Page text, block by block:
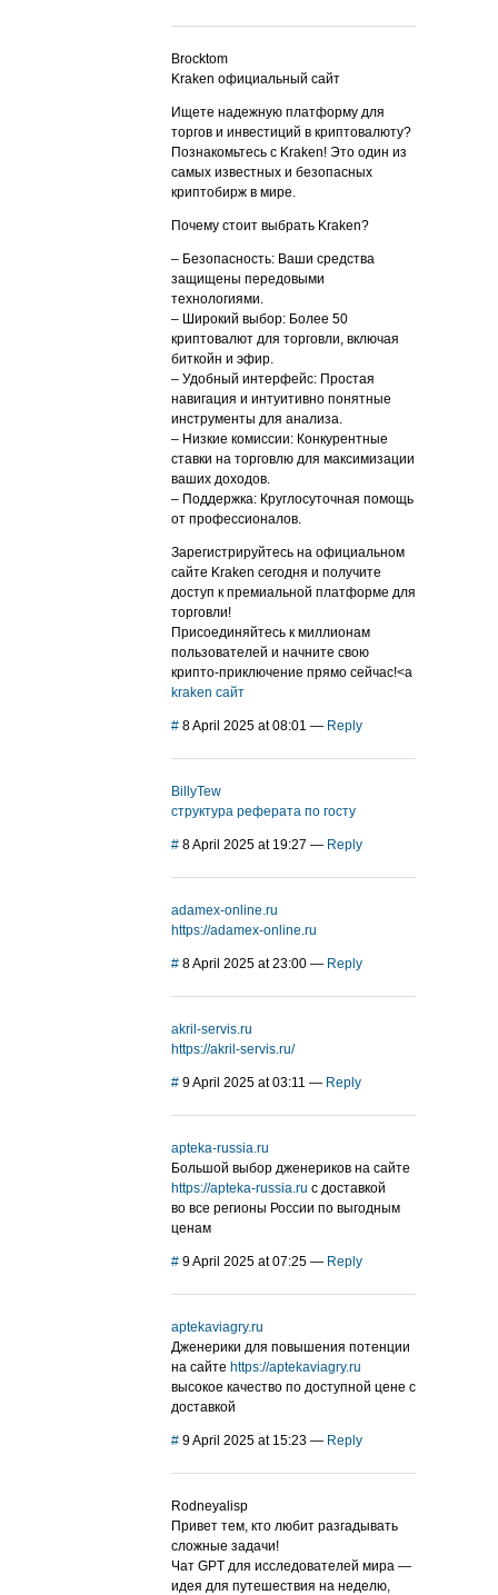
Brocktom
Kraken официальный сайт
Ищете надежную платформу для
торгов и инвестиций в криптовалюту?
Познакомьтесь с Kraken! Это один из
самых известных и безопасных
криптобирж в мире.
Почему стоит выбрать Kraken?
– Безопасность: Ваши средства
защищены передовыми
технологиями.
– Широкий выбор: Более 50
криптовалют для торговли, включая
биткойн и эфир.
– Удобный интерфейс: Простая
навигация и интуитивно понятные
инструменты для анализа.
– Низкие комиссии: Конкурентные
ставки на торговлю для максимизации
ваших доходов.
– Поддержка: Круглосуточная помощь
от профессионалов.
Зарегистрируйтесь на официальном
сайте Kraken сегодня и получите
доступ к премиальной платформе для
торговли!
Присоединяйтесь к миллионам
пользователей и начните свою
крипто-приключение прямо сейчас!<a
kraken сайт
# 8 April 2025 at 08:01 — Reply
BillyTew
структура реферата по госту
# 8 April 2025 at 19:27 — Reply
adamex-online.ru
https://adamex-online.ru
# 8 April 2025 at 23:00 — Reply
akril-servis.ru
https://akril-servis.ru/
# 9 April 2025 at 03:11 — Reply
apteka-russia.ru
Большой выбор дженериков на сайте
https://apteka-russia.ru с доставкой
во все регионы России по выгодным
ценам
# 9 April 2025 at 07:25 — Reply
aptekaviagry.ru
Дженерики для повышения потенции
на сайте https://aptekaviagry.ru
высокое качество по доступной цене с
доставкой
# 9 April 2025 at 15:23 — Reply
Rodneyalisp
Привет тем, кто любит разгадывать
сложные задачи!
Чат GPT для исследователей мира —
идея для путешествия на неделю,